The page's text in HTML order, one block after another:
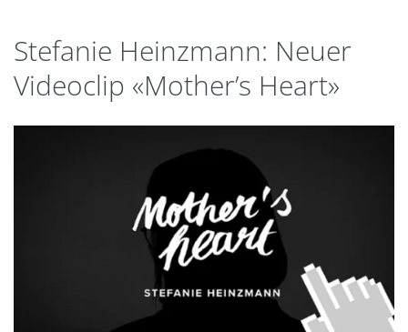
Stefanie Heinzmann: Neuer
Videoclip «Mother’s Heart»